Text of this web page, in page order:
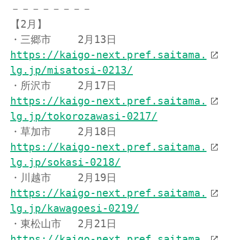
－－－－－－－－
【2月】
・三郷市　　 2月13日
https://kaigo-next.pref.saitama.
lg.jp/misatosi-0213/
・所沢市　　 2月17日
https://kaigo-next.pref.saitama.
lg.jp/tokorozawasi-0217/
・草加市　　 2月18日
https://kaigo-next.pref.saitama.
lg.jp/sokasi-0218/
・川越市　　 2月19日
https://kaigo-next.pref.saitama.
lg.jp/kawagoesi-0219/
・東松山市　 2月21日